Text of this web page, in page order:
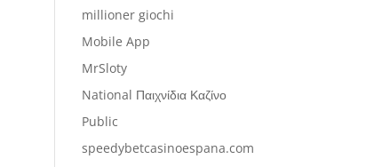
millioner giochi
Mobile App
MrSloty
National Παιχνίδια Καζίνο
Public
speedybetcasinoespana.com